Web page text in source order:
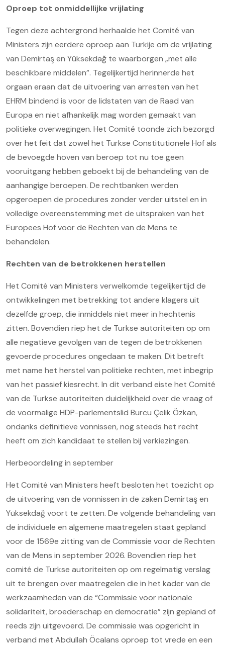
Oproep tot onmiddellijke vrijlating
Tegen deze achtergrond herhaalde het Comité van
Ministers zijn eerdere oproep aan Turkije om de vrijlating
van Demirtaş en Yüksekdağ te waarborgen „met alle
beschikbare middelen”. Tegelijkertijd herinnerde het
orgaan eraan dat de uitvoering van arresten van het
EHRM bindend is voor de lidstaten van de Raad van
Europa en niet afhankelijk mag worden gemaakt van
politieke overwegingen. Het Comité toonde zich bezorgd
over het feit dat zowel het Turkse Constitutionele Hof als
de bevoegde hoven van beroep tot nu toe geen
vooruitgang hebben geboekt bij de behandeling van de
aanhangige beroepen. De rechtbanken werden
opgeroepen de procedures zonder verder uitstel en in
volledige overeenstemming met de uitspraken van het
Europees Hof voor de Rechten van de Mens te
behandelen.
Rechten van de betrokkenen herstellen
Het Comité van Ministers verwelkomde tegelijkertijd de
ontwikkelingen met betrekking tot andere klagers uit
dezelfde groep, die inmiddels niet meer in hechtenis
zitten. Bovendien riep het de Turkse autoriteiten op om
alle negatieve gevolgen van de tegen de betrokkenen
gevoerde procedures ongedaan te maken. Dit betreft
met name het herstel van politieke rechten, met inbegrip
van het passief kiesrecht. In dit verband eiste het Comité
van de Turkse autoriteiten duidelijkheid over de vraag of
de voormalige HDP-parlementslid Burcu Çelik Özkan,
ondanks definitieve vonnissen, nog steeds het recht
heeft om zich kandidaat te stellen bij verkiezingen.
Herbeoordeling in september
Het Comité van Ministers heeft besloten het toezicht op
de uitvoering van de vonnissen in de zaken Demirtaş en
Yüksekdağ voort te zetten. De volgende behandeling van
de individuele en algemene maatregelen staat gepland
voor de 1569e zitting van de Commissie voor de Rechten
van de Mens in september 2026. Bovendien riep het
comité de Turkse autoriteiten op om regelmatig verslag
uit te brengen over maatregelen die in het kader van de
werkzaamheden van de “Commissie voor nationale
solidariteit, broederschap en democratie” zijn gepland of
reeds zijn uitgevoerd. De commissie was opgericht in
verband met Abdullah Öcalans oproep tot vrede en een